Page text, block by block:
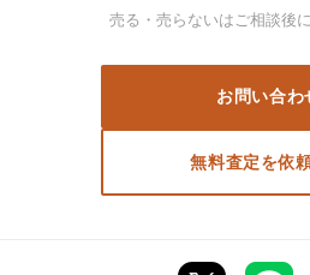
売る・売らないはご相談後
お問い合わ
無料査定を依